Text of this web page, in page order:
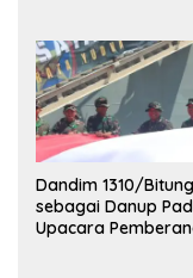
Dandim 1310/Bitung
sebagai Danup
Upacara